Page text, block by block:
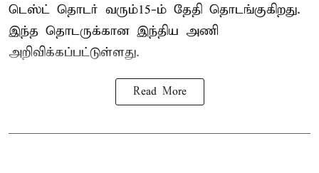
டெஸ்ட் தொடர் வரும்15-ம் தேதி தொடங்குகிறது.
இந்த தொடருக்கான இந்திய அணி
அறிவிக்கப்பட்டுள்ளது.
Read More